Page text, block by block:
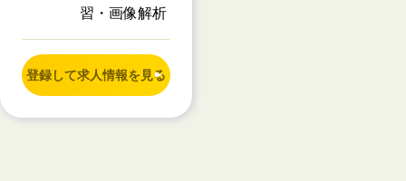
習・画像解析
登録して求人情報を見る